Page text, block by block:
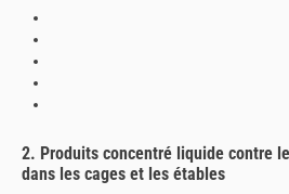
2. Produits concentré liquide contre
dans les cages et les étables